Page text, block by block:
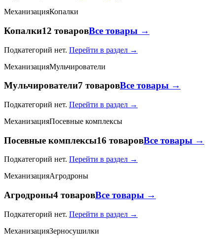
МеханизацияКопалки
Копалки12 товаровВсе товары →
Подкатегорий нет. Перейти в раздел →
МеханизацияМульчирователи
Мульчирователи7 товаровВсе товары →
Подкатегорий нет. Перейти в раздел →
МеханизацияПосевные комплексы
Посевные комплексы16 товаровВсе товары →
Подкатегорий нет. Перейти в раздел →
МеханизацияАгродроны
Агродроны4 товаровВсе товары →
Подкатегорий нет. Перейти в раздел →
МеханизацияЗерносушилки